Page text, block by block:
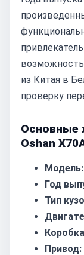
из Китая в
проверку
Основные
Oshan
Модель:
Год
Тип
Привод: